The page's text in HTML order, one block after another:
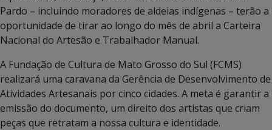
Pardo – incluindo moradores de aldeias indígenas – terão a
oportunidade de tirar ao longo do mês de abril a Carteira
Nacional do Artesão e Trabalhador Manual.
A Fundação de Cultura de Mato Grosso do Sul (FCMS)
realizará uma caravana da Gerência de Desenvolvimento de
Atividades Artesanais por cinco cidades. A meta é garantir a
emissão do documento, um direito dos artistas que criam
peças que retratam a nossa cultura e identidade.